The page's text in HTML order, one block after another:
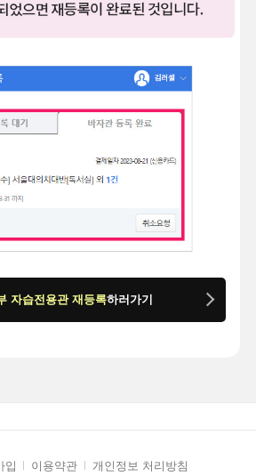
자습전용관 재등록하러가기
입 이용약관 개인정보 처리방침